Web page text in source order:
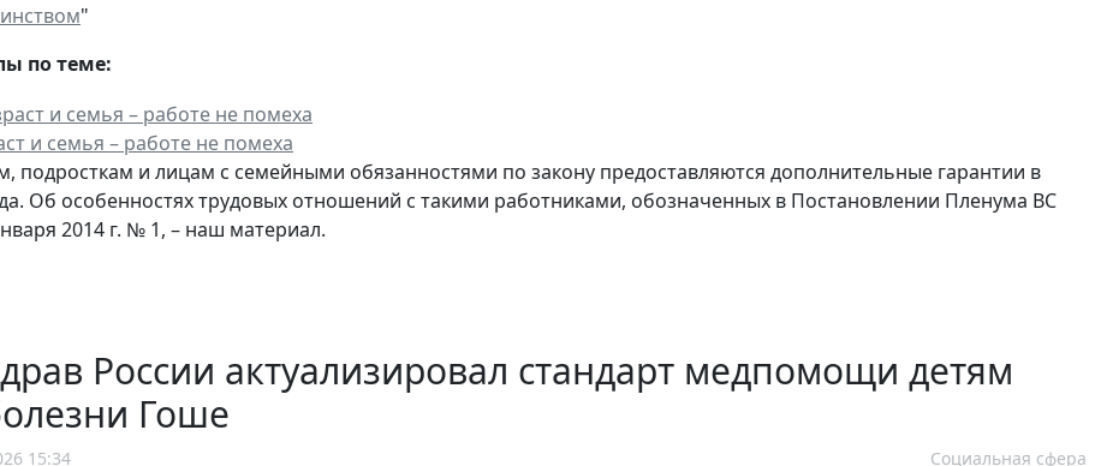
"
по теме:
и семья – работе не помеха
подросткам и лицам с семейными обязанностями по закону предоставляются дополнительные гарантии в
Об особенностях трудовых отношений с такими работниками, обозначенных в Постановлении Пленума ВС
2014 г. № 1, – наш материал.
России актуализировал стандарт медпомощи детям
Гоше
15:34 Социальная сфера